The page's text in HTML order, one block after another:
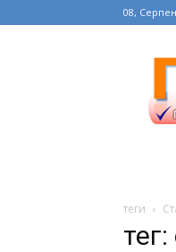
08,
теги